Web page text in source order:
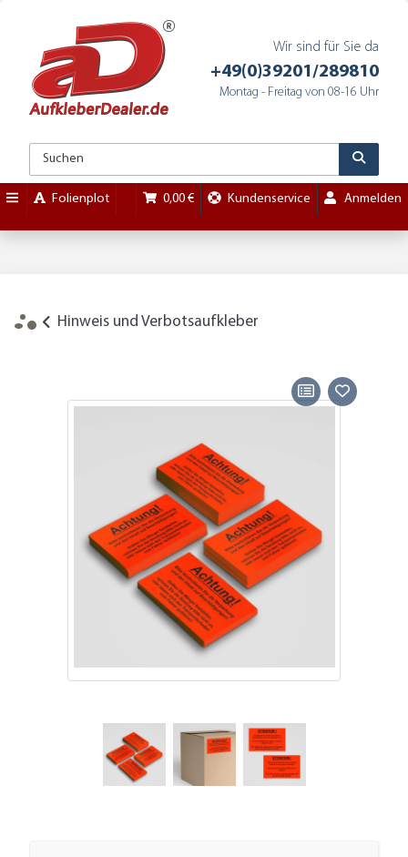
Wir sind für Sie da
+49(0)39201/289810
Montag - Freitag von 08-16 Uhr
Folienplot 0,00 € Kundenservice Anmelden
Hinweis und Verbotsaufkleber